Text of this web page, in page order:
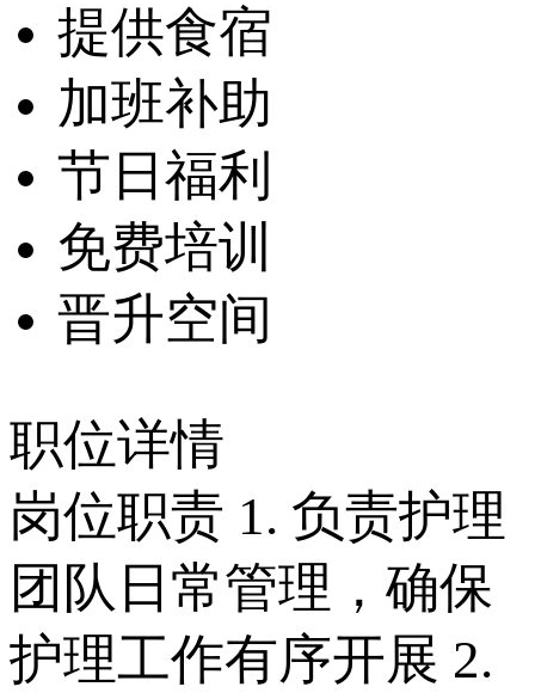
提供食宿
加班补助
节日福利
免费培训
晋升空间
职位详情
岗位职责 1. 负责护理
团队日常管理，确保
护理工作有序开展 2.